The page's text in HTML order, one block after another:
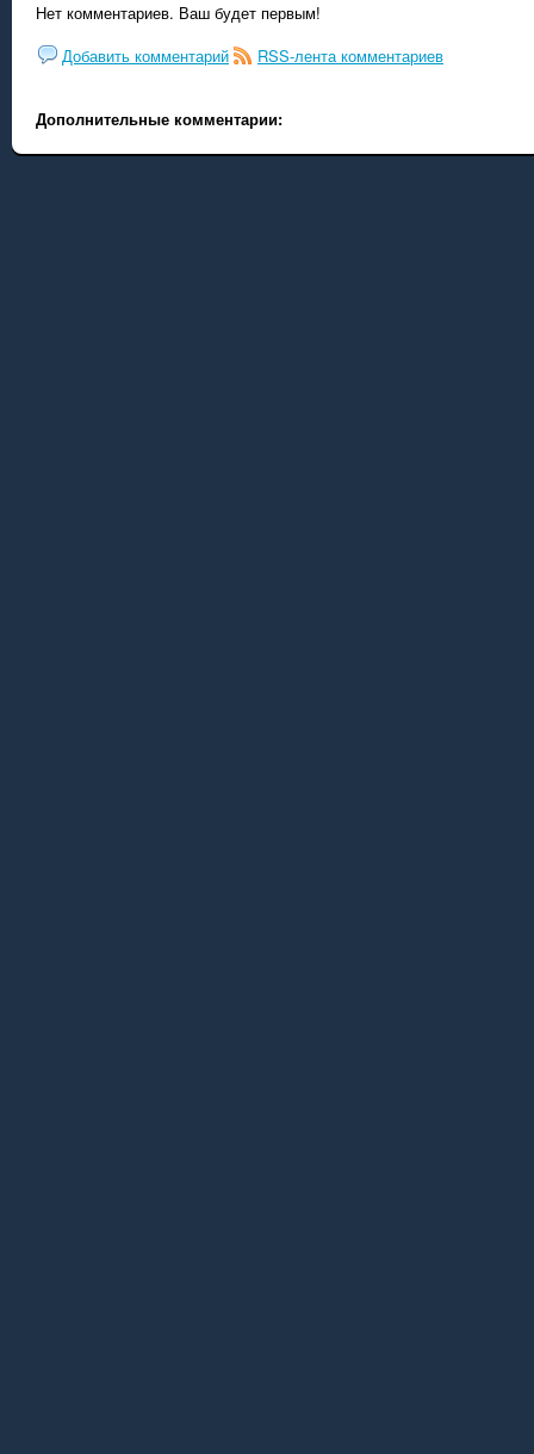
Нет комментариев. Ваш будет первым!
Добавить комментарий
RSS-лента комментариев
Дополнительные комментарии: